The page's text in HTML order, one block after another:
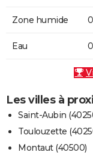
Zone humide
Eau
Les villes à
Saint-Aubin
Toulouzette
Montaut (40500)